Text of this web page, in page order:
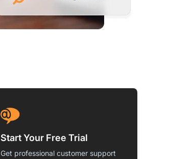
Start Your Free Trial
Get professional customer support